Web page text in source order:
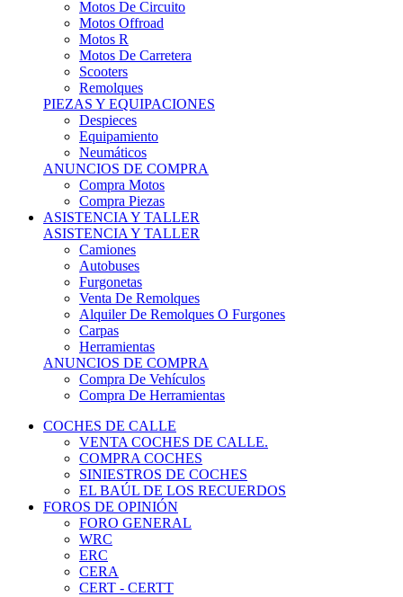
Motos R
Motos De Carretera
Scooters
Remolques
PIEZAS Y EQUIPACIONES
Despieces
Equipamiento
Neumáticos
ANUNCIOS DE COMPRA
Compra Motos
Compra Piezas
ASISTENCIA Y TALLER
ASISTENCIA Y TALLER
Camiones
Autobuses
Furgonetas
Venta De Remolques
Alquiler De Remolques O Furgones
Carpas
Herramientas
ANUNCIOS DE COMPRA
Compra De Vehículos
Compra De Herramientas
COCHES DE CALLE
VENTA COCHES DE CALLE.
COMPRA COCHES
SINIESTROS DE COCHES
EL BAÚL DE LOS RECUERDOS
FOROS DE OPINIÓN
FORO GENERAL
WRC
ERC
CERA
CERT - CERTT
CET / CER